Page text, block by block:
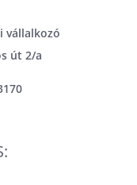
vállalkozó
út 2/a